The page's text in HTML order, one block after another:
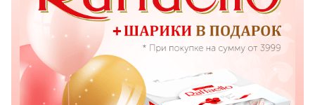
Цветы
Подсолнухи
Лизиантусы